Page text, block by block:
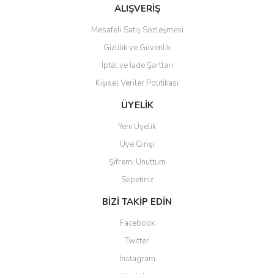
Bu ürüne benzer farklı alternatifler olmalı.
Gönder
ALIŞVERİŞ
Mesafeli Satış Sözleşmesi
Gizlilik ve Güvenlik
İptal ve İade Şartları
Kişisel Veriler Politikası
ÜYELİK
Yeni Üyelik
Üye Girişi
Şifremi Unuttum
Sepetiniz
BİZİ TAKİP EDİN
Facebook
Twitter
Instagram